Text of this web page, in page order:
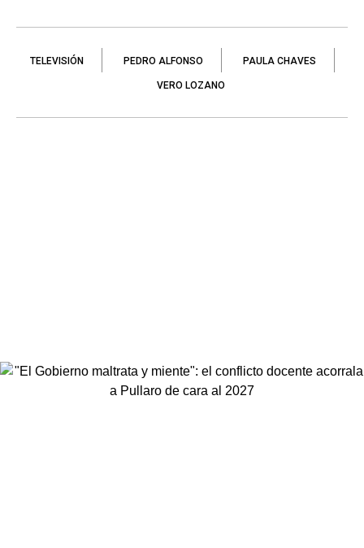
TELEVISIÓN PEDRO ALFONSO PAULA CHAVES
VERO LOZANO